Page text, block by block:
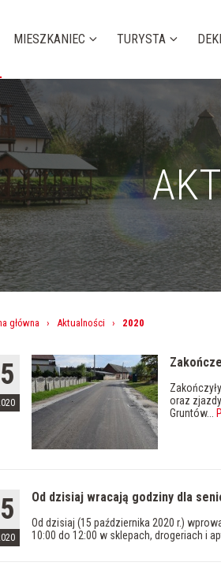
MIESZKANIEC TURYSTA
główna › Aktualności › 2020
oraz
Gruntów...
Od dzisiaj wracają godziny dla
Od dzisiaj (15 października 2020 r.)
10:00 do 12:00 w sklepach, drogeriach i